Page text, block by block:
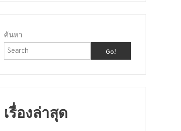
ค้นหา
Go!
เรื่องล่าสุด